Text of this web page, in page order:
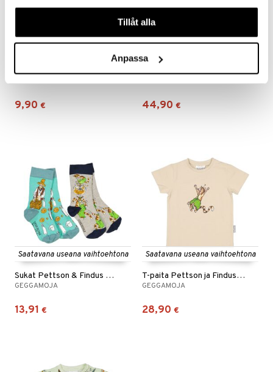
våra cookies vid fortsatt användande av vår webbplats.
Tillåt alla
Anpassa
Geggamoja Tuttinauha Pettson & Findus Beige
9,90 €
Pyjama Pettson & Findus Beige
44,90 €
Saatavana useana vaihtoehtona
Sukat Pettson & Findus 2-pack
GEGGAMOJA
13,91 €
Saatavana useana vaihtoehtona
T-paita Pettson ja Findus Beige
GEGGAMOJA
28,90 €